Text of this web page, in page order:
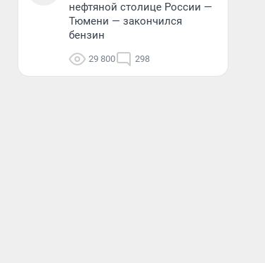
нефтяной столице России —
Тюмени — закончился
бензин
29 800 298